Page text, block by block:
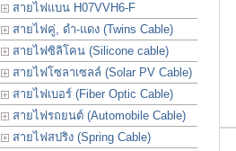
สายไฟแบน H07VVH6-F
สายไฟคู่, ดำ-แดง (Twins Cable)
สายไฟซิลิโคน (Silicone cable)
สายไฟโซลาเซลล์ (Solar PV Cable)
สายไฟเบอร์ (Fiber Optic Cable)
สายไฟรถยนต์ (Automobile Cable)
สายไฟสปริง (Spring Cable)